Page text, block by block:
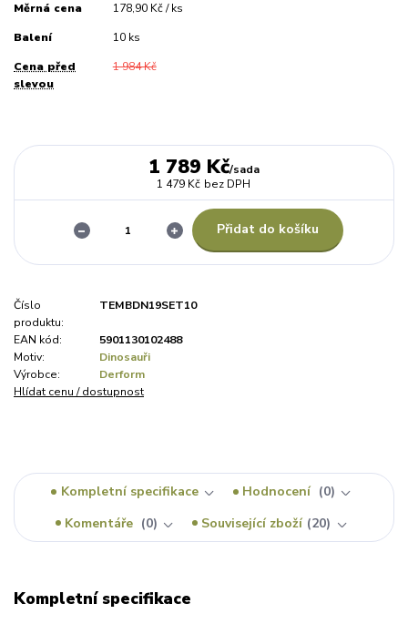
Měrná cena 178,90 Kč / ks
Balení 10 ks
Cena před
slevou
1 984 Kč
1 789 Kč/sada
1 479 Kč bez DPH
Přidat do košíku
Číslo
produktu:
TEMBDN19SET10
EAN kód:
5901130102488
Motiv:
Dinosauři
Výrobce:
Derform
Hlídat cenu / dostupnost
Kompletní specifikace Hodnocení
0
Komentáře
0 Související zboží 20
Kompletní specifikace